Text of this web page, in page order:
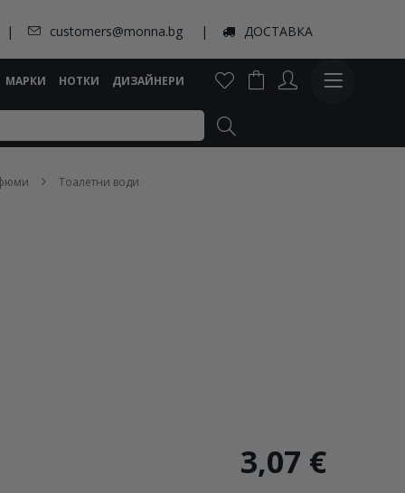
customers@monna.bg ДОСТАВКА
МАРКИ НОТКИ ДИЗАЙНЕРИ
Тоалетни води
3,07 €